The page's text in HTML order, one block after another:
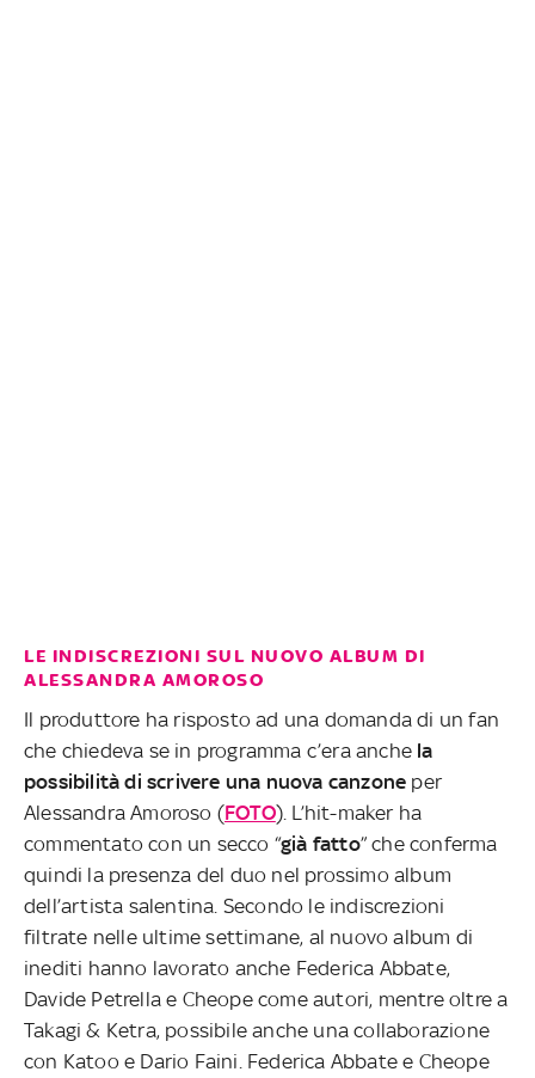
LE INDISCREZIONI SUL NUOVO ALBUM DI
ALESSANDRA AMOROSO
Il produttore ha risposto ad una domanda di un fan
che chiedeva se in programma c’era anche la
possibilità di scrivere una nuova canzone per
Alessandra Amoroso (FOTO). L’hit-maker ha
commentato con un secco “già fatto” che conferma
quindi la presenza del duo nel prossimo album
dell’artista salentina. Secondo le indiscrezioni
filtrate nelle ultime settimane, al nuovo album di
inediti hanno lavorato anche Federica Abbate,
Davide Petrella e Cheope come autori, mentre oltre a
Takagi & Ketra, possibile anche una collaborazione
con Katoo e Dario Faini. Federica Abbate e Cheope